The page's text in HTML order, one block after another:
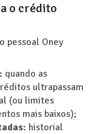
o crédito
pessoal Oney
quando as
ultrapassam
(ou limites
mais baixos);
historial